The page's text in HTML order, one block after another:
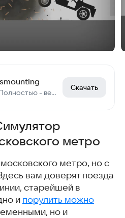
Ломай Меня Полностью - весёлая и затягивающая физическая игра!
Скачать
метро
метро, но с
вам доверят поезда
старейшей в
и порулить можно
но и